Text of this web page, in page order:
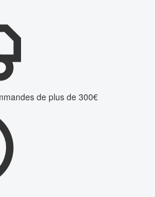
de plus de 300€